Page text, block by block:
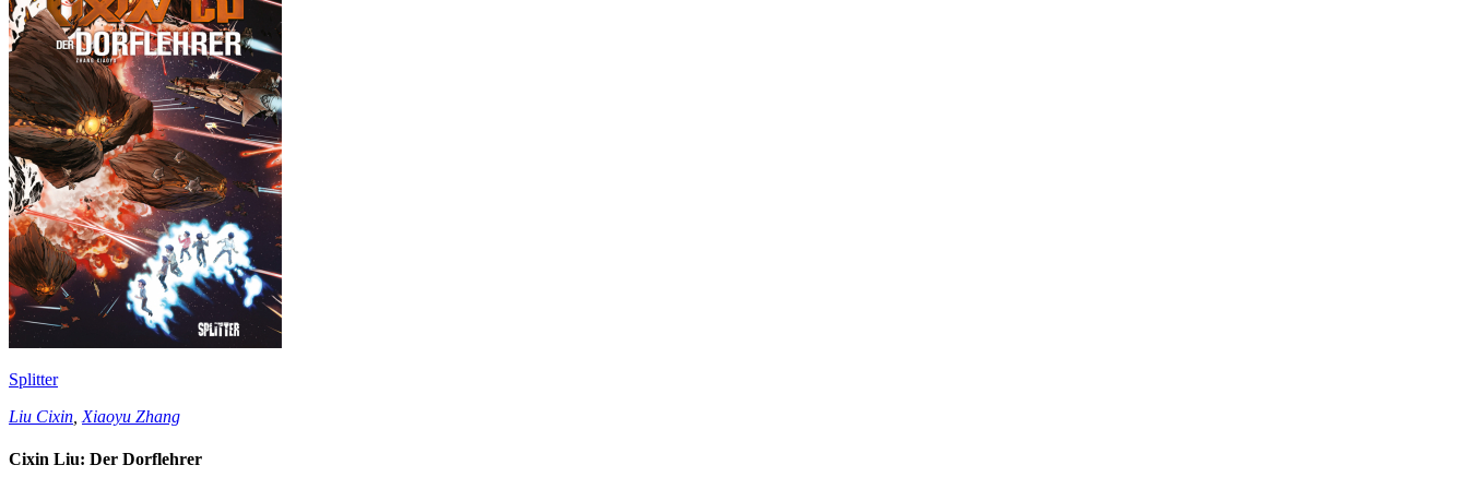
Splitter
Liu Cixin Xiaoyu Zhang
Cixin Liu: Der Dorflehrer